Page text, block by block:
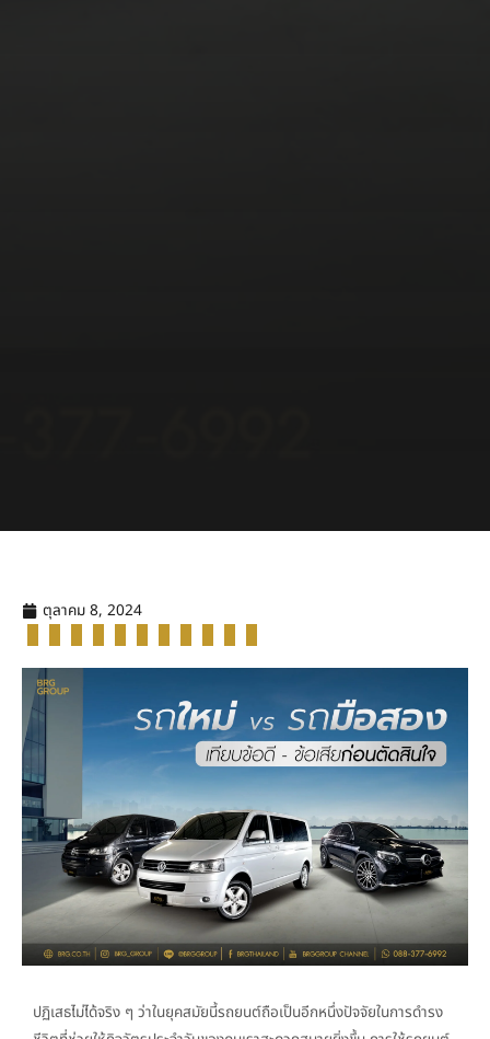
ตุลาคม 8, 2024
ปฏิเสธไม่ได้จริง ๆ ว่าในยุคสมัยนี้รถยนต์ถือเป็นอีกหนึ่งปัจจัยในการดำรง